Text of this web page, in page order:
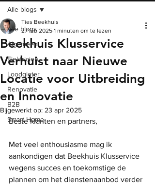
Alle blogs
Algemeen
Elektricien
Loodgieter
Renovatie
B2B
Smart Home
Alle blogs
Beekhuis Klusservice
Verhuist naar Nieuwe
Locatie voor Uitbreiding
en Innovatie
Ties Beekhuis
27 feb 2025 1 minuten om te lezen
Bijgewerkt op: 23 apr 2025
Beste klanten en partners,
Met veel enthousiasme mag ik
aankondigen dat Beekhuis Klusservice
wegens succes en toekomstige de
plannen om het dienstenaanbod verder